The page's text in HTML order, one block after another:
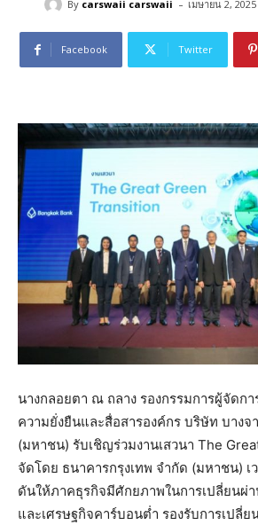
By carswaii carswaii - เมษายน 2, 2025
Facebook Twitter
นางกลอยตา ณ ถลาง รองกรรมการผู้จัดก
ความยั่งยืนและสื่อสารองค์กร บริษัท บางจ
(มหาชน) รับเชิญร่วมงานเสวนา The
จัดโดย ธนาคารกรุงเทพ จำกัด (มหาชน) เ
ดันให้ภาคธุรกิจมีศักยภาพในการเปลี่ยนผ่
และเศรษฐกิจคาร์บอนต่ำ รองรับการเปลี่